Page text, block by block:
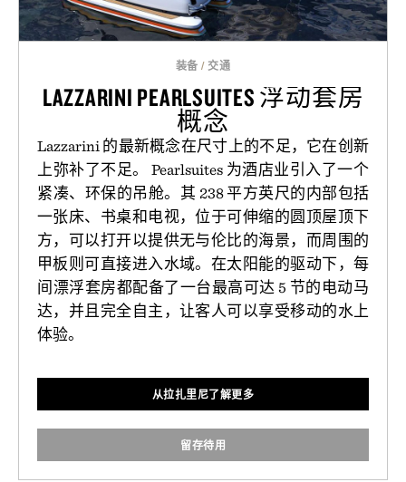
装备 / 交通
LAZZARINI PEARLSUITES 浮动套房
概念
Lazzarini 的最新概念在尺寸上的不足，它在创新
上弥补了不足。 Pearlsuites 为酒店业引入了一个
紧凑、环保的吊舱。其 238 平方英尺的内部包括
一张床、书桌和电视，位于可伸缩的圆顶屋顶下
方，可以打开以提供无与伦比的海景，而周围的
甲板则可直接进入水域。在太阳能的驱动下，每
间漂浮套房都配备了一台最高可达 5 节的电动马
达，并且完全自主，让客人可以享受移动的水上
体验。
从拉扎里尼了解更多
留存待用